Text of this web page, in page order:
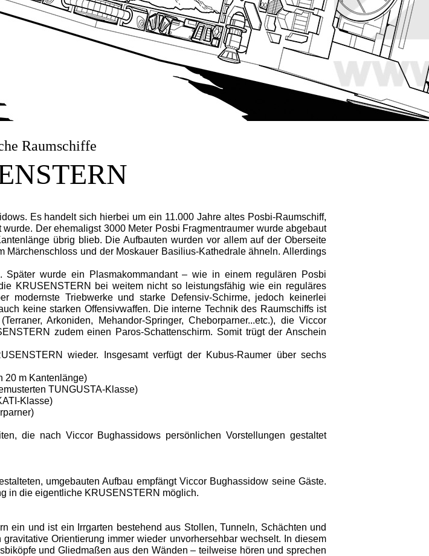
Raumschiffe
Es handelt sich hierbei um ein 11.000 Jahre altes Posbi-Raumschiff,
Der ehemaligst 3000 Meter Posbi Fragmentraumer wurde abgebaut
übrig blieb. Die Aufbauten wurden vor allem auf der Oberseite
und der Moskauer Basilius-Kathedrale ähneln. Allerdings
wurde ein Plasmakommandant – wie in einem regulären Posbi
KRUSENSTERN bei weitem nicht so leistungsfähig wie ein reguläres
modernste Triebwerke und starke Defensiv-Schirme, jedoch keinerlei
keine starken Offensivwaffen. Die interne Technik des Raumschiffs ist
Arkoniden, Mehandor-Springer, Cheborparner...etc.), die Viccor
zudem einen Paros-Schattenschirm. Somit trügt der Anschein
wieder. Insgesamt verfügt der Kubus-Raumer über sechs
20 m Kantenlänge)
TUNGUSTA-Klasse)
Klasse)
die nach Viccor Bughassidows persönlichen Vorstellungen gestaltet
umgebauten Aufbau empfängt Viccor Bughassidow seine Gäste.
in die eigentliche KRUSENSTERN möglich.
ein und ist ein Irrgarten bestehend aus Stollen, Tunneln, Schächten und
Orientierung immer wieder unvorhersehbar wechselt. In diesem
und Gliedmaßen aus den Wänden – teilweise hören und sprechen